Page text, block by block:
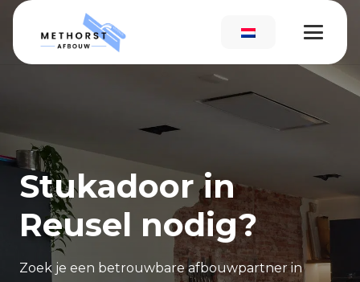
Stukadoor in
Reusel nodig?
Zoek je een betrouwbare afbouwpartner in